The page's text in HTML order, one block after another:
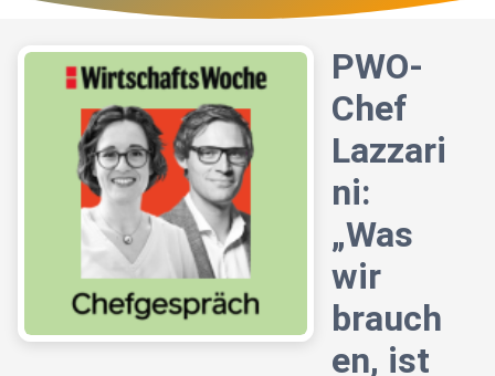
PWO-
Chef
Lazzari
ni:
„Was
wir
brauch
en, ist